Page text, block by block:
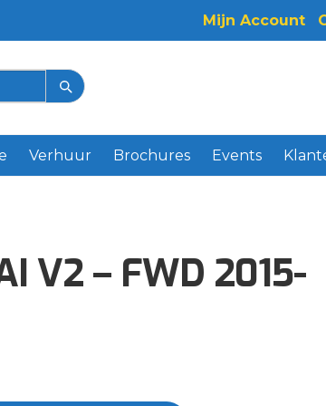
Mijn Account
Verhuur Brochures Events
V2 – FWD 2015-